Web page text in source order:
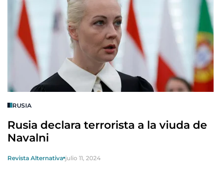
RUSIA
Rusia declara terrorista a la viuda de
Navalni
Revista Alternativa julio 11, 2024